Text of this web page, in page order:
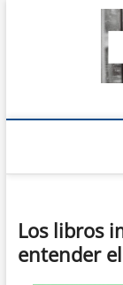
Los libros
entender